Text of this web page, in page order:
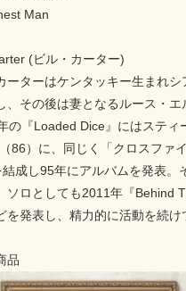
Man
(ビル・カーター)
ーターはケンタッキー生まれ
、その後は妻となるルース・
の『Loaded Dice』にはステ
86）に、同じく「クロスファ
結成し95年にアルバムを発表
ソロとしても2011年『Behind
を発表し、精力的に活動を続け
品